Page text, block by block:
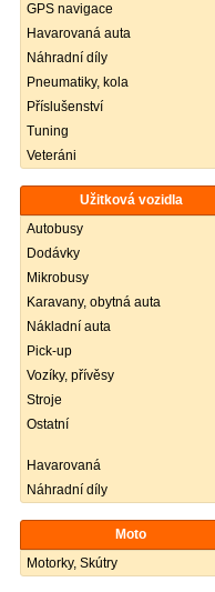
GPS navigace
Havarovaná auta
Náhradní díly
Pneumatiky, kola
Příslušenství
Tuning
Veteráni
Užitková vozidla
Autobusy
Dodávky
Mikrobusy
Karavany, obytná auta
Nákladní auta
Pick-up
Vozíky, přívěsy
Stroje
Ostatní
Havarovaná
Náhradní díly
Moto
Motorky, Skútry